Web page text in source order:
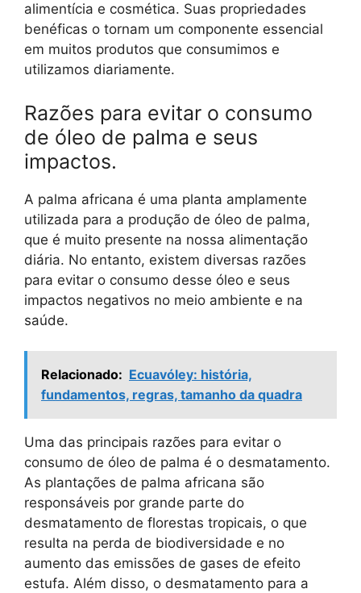
alimentícia e cosmética. Suas propriedades
benéficas o tornam um componente essencial
em muitos produtos que consumimos e
utilizamos diariamente.
Razões para evitar o consumo
de óleo de palma e seus
impactos.
A palma africana é uma planta amplamente
utilizada para a produção de óleo de palma,
que é muito presente na nossa alimentação
diária. No entanto, existem diversas razões
para evitar o consumo desse óleo e seus
impactos negativos no meio ambiente e na
saúde.
Relacionado: Ecuavóley: história,
fundamentos, regras, tamanho da quadra
Uma das principais razões para evitar o
consumo de óleo de palma é o desmatamento.
As plantações de palma africana são
responsáveis por grande parte do
desmatamento de florestas tropicais, o que
resulta na perda de biodiversidade e no
aumento das emissões de gases de efeito
estufa. Além disso, o desmatamento para a